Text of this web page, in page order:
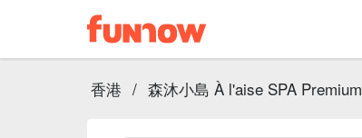
香港 / 森沐小島 À l'aise SPA Premium